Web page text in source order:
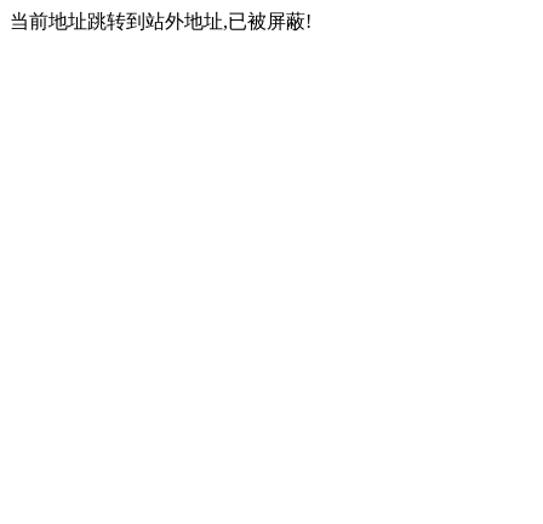
当前地址跳转到站外地址,已被屏蔽!